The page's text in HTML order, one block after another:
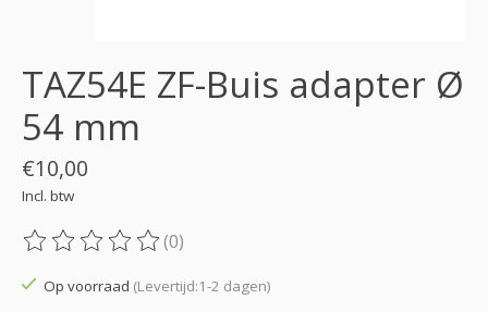
TAZ54E ZF-Buis adapter Ø
54 mm
€10,00
Incl. btw
De beoordeling van dit product is
(0)
Op voorraad (Levertijd:1-2 dagen)